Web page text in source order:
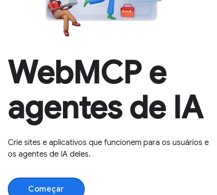
WebMCP e
agentes de IA
Crie sites e aplicativos que funcionem para os usuários e
os agentes de IA deles.
Começar